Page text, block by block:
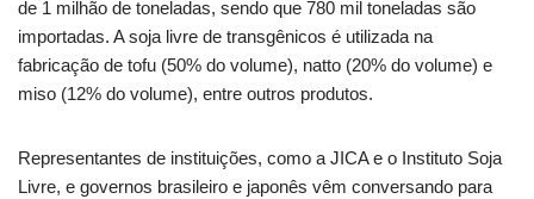
de 1 milhão de toneladas, sendo que 780 mil toneladas são
importadas. A soja livre de transgênicos é utilizada na
fabricação de tofu (50% do volume), natto (20% do volume) e
miso (12% do volume), entre outros produtos.
Representantes de instituições, como a JICA e o Instituto Soja
Livre, e governos brasileiro e japonês vêm conversando para